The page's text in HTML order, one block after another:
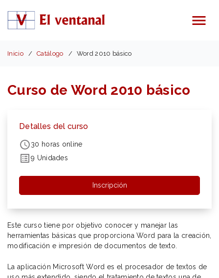
Menú
Inicio Catálogo Word 2010 básico
Curso de Word 2010 básico
Detalles del curso
30 horas online
9 Unidades
Inscripción
Este curso tiene por objetivo conocer y manejar las
herramientas básicas que proporciona Word para la creación,
modificación e impresión de documentos de texto.
La aplicación Microsoft Word es el procesador de textos de